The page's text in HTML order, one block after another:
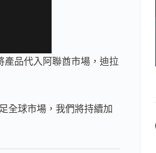
產品代入阿聯酋市場，迪拉
全球市場，我們將持續加